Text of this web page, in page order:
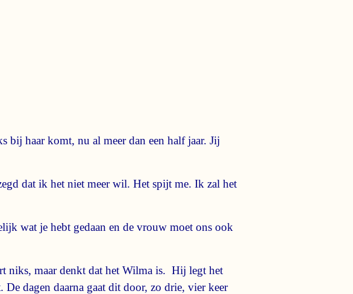
bij haar komt, nu al meer dan een half jaar. Jij
dat ik het niet meer wil. Het spijt me. Ik zal het
wat je hebt gedaan en de vrouw moet ons ook
niks, maar denkt dat het Wilma is. Hij legt het
De dagen daarna gaat dit door, zo drie, vier keer